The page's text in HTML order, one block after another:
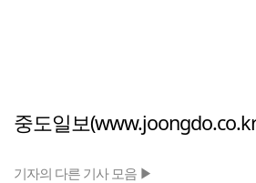
중도일보
기자의 다른 기사 모음 ▶